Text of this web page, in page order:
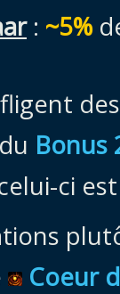
: ~5%
Bonus
ci
Coeur